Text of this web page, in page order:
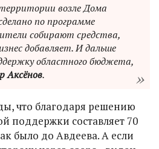
возле Дома
по программе
собирают средства,
добавляет. И дальше
областного бюджета,
Аксёнов.
что благодаря решению
поддержки составляет 70
было до Авдеева. А если